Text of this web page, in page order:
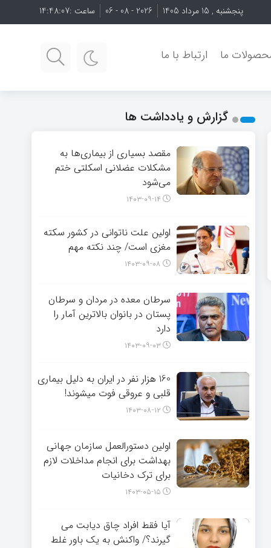
پنجشنبه , 15 مرداد 1405 2026 - 08 - 06 ساعت :14:48:08
ما ارتباط با ما
گزارش و یادداشت ها
مقصد بسیاری از بیماری‌ها به
مشکلات عضلانی اسکلتی ختم
می‌شود
۱۴۰۳-۰۹-۱۴
اولین علت ناتوانی در کشور سکته
مغزی است/ چند نکته مهم
۱۴۰۳-۰۹-۰۸
سرطان معده در مردان و سرطان
پستان در بانوان بالاترین آمار را
دارد
۱۴۰۳-۰۹-۰۳
160 هزار نفر در ایران به دلیل بیماری
قلبی و عروقی فوت میشوند!
۱۴۰۳-۰۸-۱۲
اولین دستورالعمل سازمان جهانی
بهداشت برای انجام مداخلات لازم
برای ترک دخانیات
۱۴۰۳-۰۵-۱۵
آیا فقط افراد چاق دیابت می
گیرند؟/ واکنش به یک باور غلط